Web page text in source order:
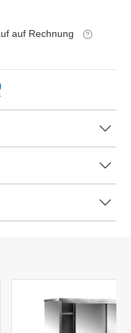
auf Rechnung